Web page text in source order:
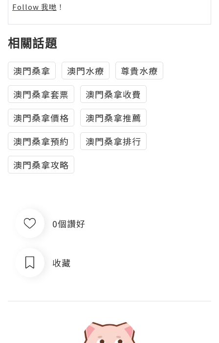
Follow 我哋 ！
相關話題
澳門桑拿 澳門水療
尊貴水療
澳門桑拿套票
澳門桑拿收費
澳門桑拿價格
澳門桑拿推薦
澳門桑拿預約
澳門桑拿排行
澳門桑拿攻略
0個讚好
收藏